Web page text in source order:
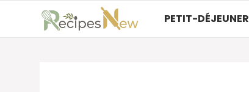
PETIT-DÉJEUNER